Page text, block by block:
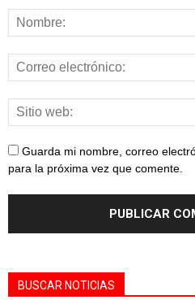
Guarda mi nombre, correo
para la próxima vez que comente.
BUSCAR NOTICIAS